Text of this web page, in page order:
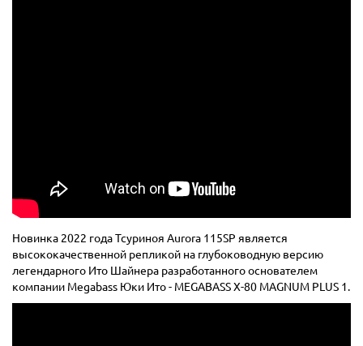
Новинка 2022 года Тсуриноя Aurora 115SP является
высококачественной репликой на глубоководную версию
легендарного Ито Шайнера разработанного основателем
компании Megabass Юки Ито - MEGABASS X-80 MAGNUM PLUS 1.